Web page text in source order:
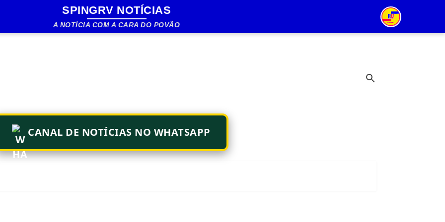
Pular para o conteúdo principal
SPINGRV NOTÍCIAS
A NOTÍCIA COM A CARA DO POVÃO
CANAL DE NOTÍCIAS NO WHATSAPP